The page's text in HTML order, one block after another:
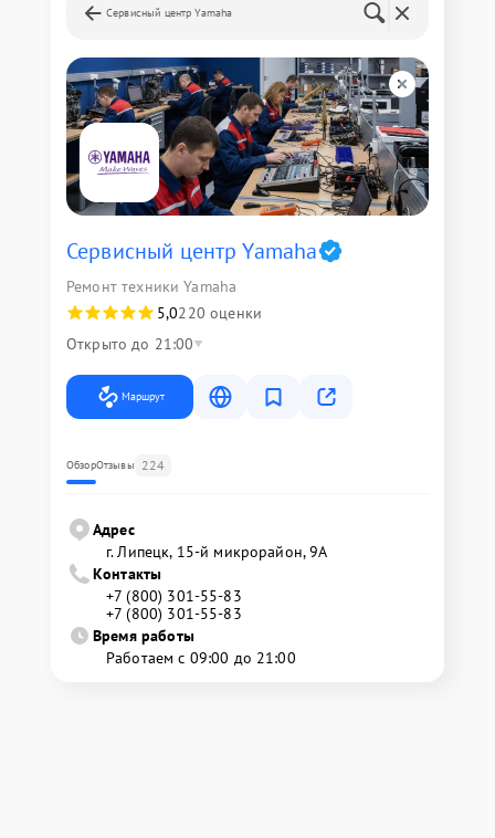
Сервисный центр Yamaha
Сервисный центр Yamaha
Ремонт техники Yamaha
5,0220 оценки
Открыто до 21:00
Маршрут
ОбзорОтзывы 224
Адрес
г. Липецк, 15-й микрорайон, 9А
Контакты
+7 (800) 301-55-83
+7 (800) 301-55-83
Время работы
Работаем с 09:00 до 21:00